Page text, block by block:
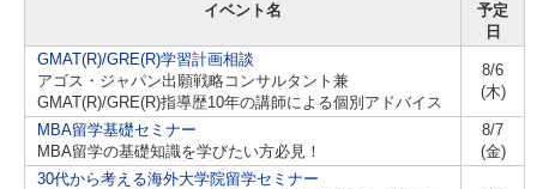
イベント名
予定
日
GMAT(R)/GRE(R)学習計画相談
アゴス・ジャパン出願戦略コンサルタント兼
GMAT(R)/GRE(R)指導歴10年の講師による個別アドバイス
8/6
(木)
MBA留学基礎セミナー
MBA留学の基礎知識を学びたい方必見！
8/7
(金)
30代から考える海外大学院留学セミナー